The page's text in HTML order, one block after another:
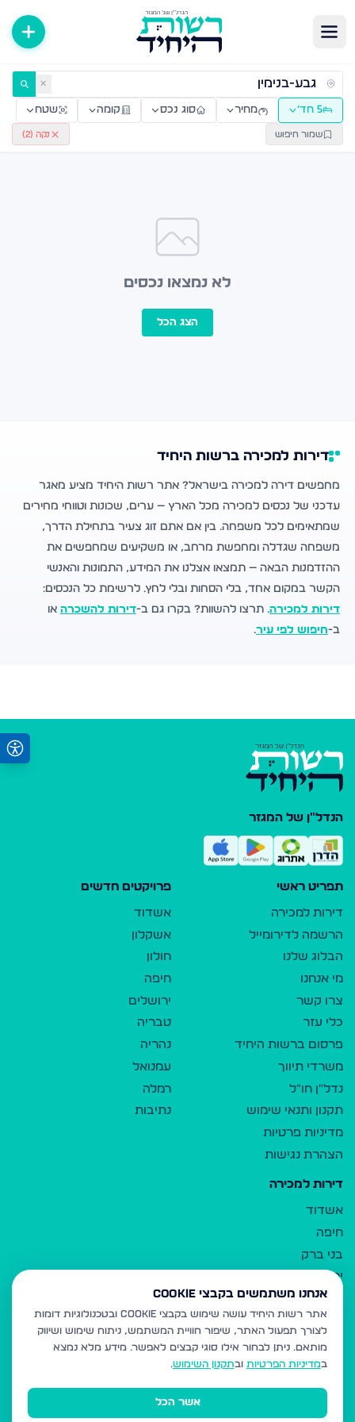
דירות למכירה ולהשכרה — רשות היחיד ✕
5 חד׳ מחיר סוג נכס קומה שטח
שמור חיפוש נקה (2
)
לא נמצאו נכסים
הצג הכל
דירות למכירה ברשות היחיד
מחפשים דירה למכירה בישראל? אתר רשות היחיד מציע מאגר
עדכני של נכסים למכירה מכל הארץ — ערים, שכונות וטווחי מחירים
שמתאימים לכל משפחה. בין אם אתם זוג צעיר בתחילת הדרך,
משפחה שגדלה ומחפשת מרחב, או משקיעים שמחפשים את
ההזדמנות הבאה — תמצאו אצלנו את המידע, התמונות והאנשי
הקשר במקום אחד, בלי הסחות ובלי לחץ. לרשימת כל הנכסים:
דירות למכירה. תרצו להשוות? בקרו גם ב-דירות להשכרה או
ב-חיפוש לפי עיר.
הנדל"ן של המגזר
תפריט ראשי
דירות למכירה
הרשמה לדירומייל
הבלוג שלנו
מי אנחנו
צרו קשר
כלי עזר
פרסום ברשות היחיד
משרדי תיווך
נדל"ן חו"ל
תקנון ותנאי שימוש
מדיניות פרטיות
הצהרת נגישות
פרויקטים חדשים
אשדוד
אשקלון
חולון
חיפה
ירושלים
טבריה
נהריה
עמנואל
רמלה
נתיבות
דירות למכירה
אשדוד
חיפה
בני ברק
ירושלים
אלעד
גבעת זאב
בית שמש
רכסים
מודיעין עילית
אנחנו משתמשים בקבצי Cookie
אתר רשות היחיד עושה שימוש בקבצי Cookie ובטכנולוגיות דומות
לצורך תפעול האתר, שיפור חוויית המשתמש, ניתוח שימוש ושיווק
מותאם. ניתן לבחור אילו סוגי קבצים לאפשר. מידע מלא נמצא
במדיניות הפרטיות ובתקנון השימוש.
אשר הכל